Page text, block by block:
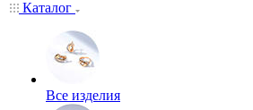
Каталог
Все изделия